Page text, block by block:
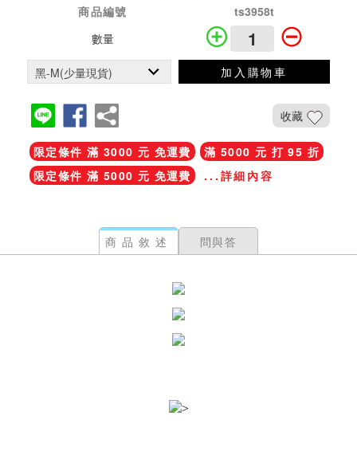
商品編號
ts3958t
數量
加入購物車
收藏
限定條件 滿 3000 元 免運費
滿 5000 元 打 95 折
限定條件 滿 5000 元 免運費
...詳細內容
商品敘述 問與答